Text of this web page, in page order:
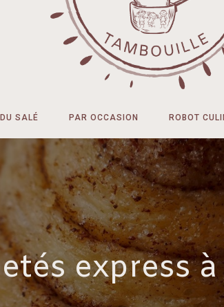
DU SALÉ PAR OCCASION ROBOT
express